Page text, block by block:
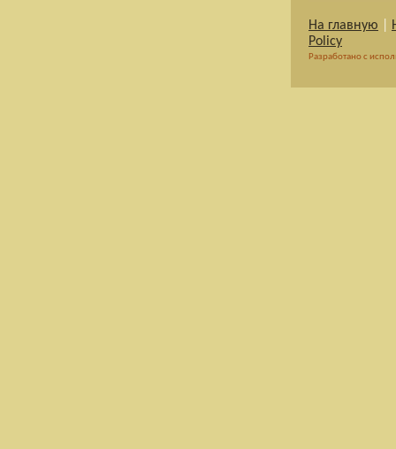
На главную
Policy
Разработано с